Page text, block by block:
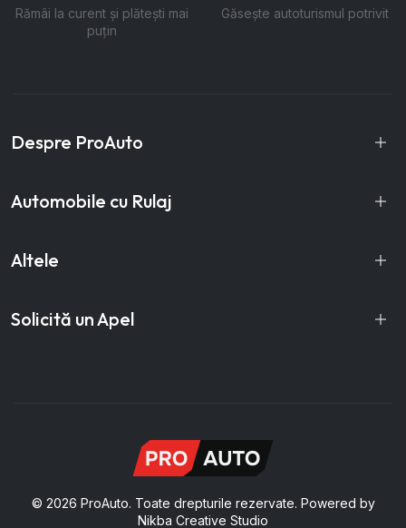
Rămâi la curent și plătești mai
puțin
Găsește autoturismul potrivit
Despre ProAuto
Automobile cu Rulaj
Altele
Solicită un Apel
© 2026 ProAuto. Toate drepturile rezervate. Powered by
Nikba Creative Studio